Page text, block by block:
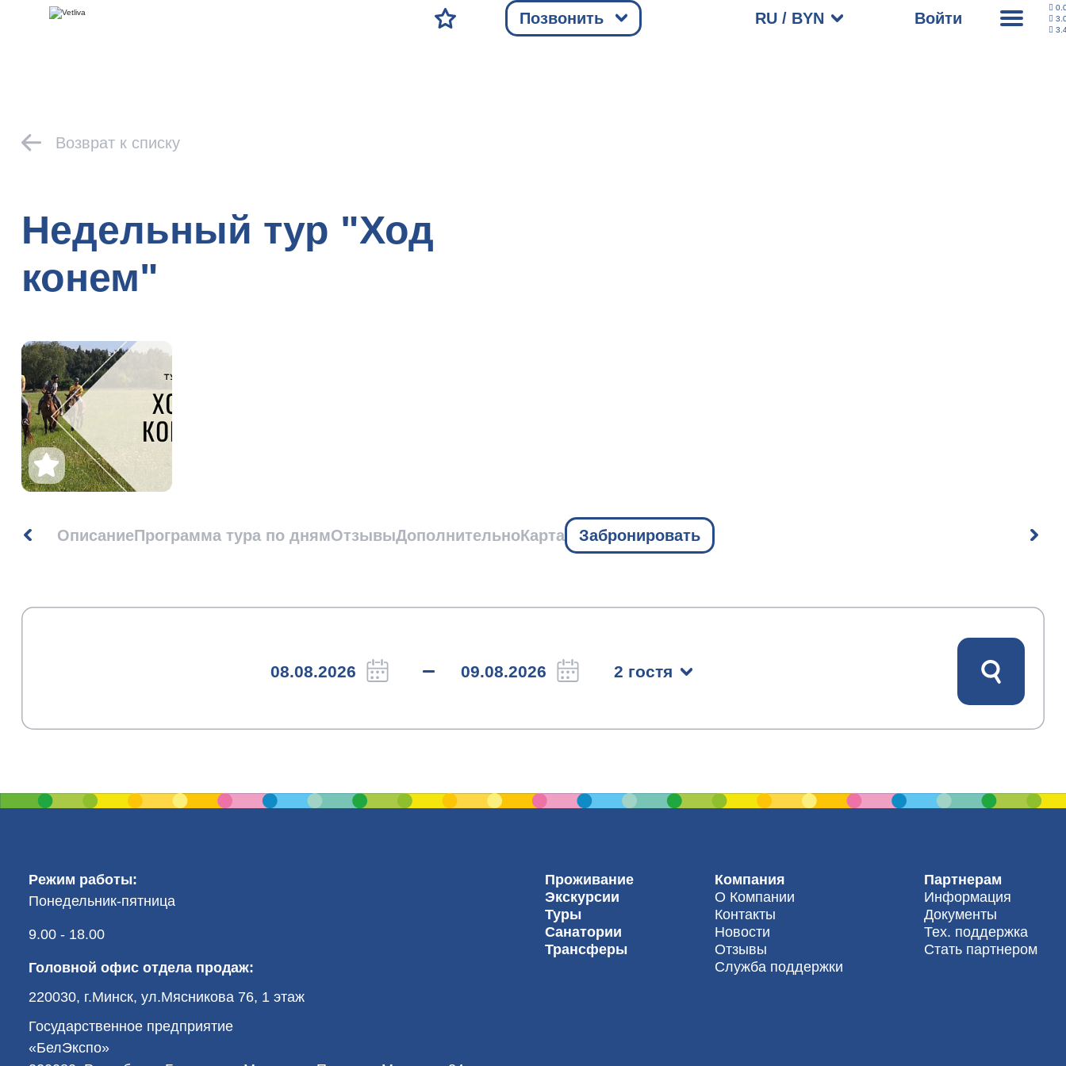
Позвонить RU / BYN Войти
Возврат к списку
Недельный тур "Ход
конем"
ОписаниеПрограмма тура по днямОтзывыДополнительноКарта Забронировать
2 гостя
Режим работы:
Понедельник-пятница
9.00 - 18.00
Головной офис отдела продаж:
220030, г.Минск, ул.Мясникова 76, 1 этаж
Государственное предприятие
«БелЭкспо»
Проживание
Экскурсии
Туры
Санатории
Трансферы
Компания
О Компании
Контакты
Новости
Отзывы
Служба поддержки
Партнерам
Информация
Документы
Тех. поддержка
Стать партнером